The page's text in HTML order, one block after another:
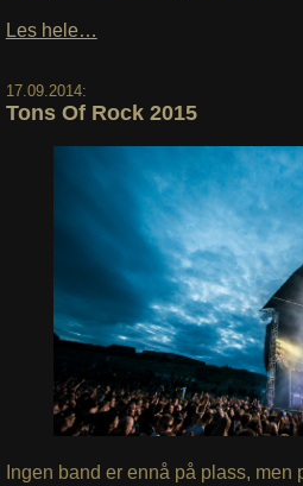
Les hele…
17.09.2014:
Tons Of Rock 2015
Ingen band er ennå på plass, men